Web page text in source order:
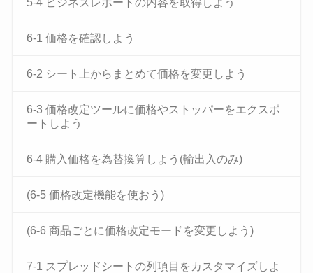
6-1 価格を確認しよう
6-2 シート上からまとめて価格を変更しよう
6-3 価格改定ツールに価格やストッパーをエクスポ
ートしよう
6-4 購入価格を為替換算しよう(輸出入のみ)
(6-5 価格改定機能を使おう)
(6-6 商品ごとに価格改定モードを変更しよう)
7-1 スプレッドシートの列項目をカスタマイズしよ